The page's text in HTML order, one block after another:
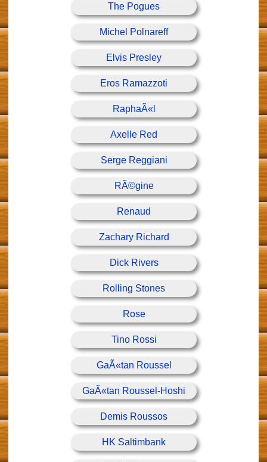
The Pogues
Michel Polnareff
Elvis Presley
Eros Ramazzoti
RaphaÃ«l
Axelle Red
Serge Reggiani
RÃ©gine
Renaud
Zachary Richard
Dick Rivers
Rolling Stones
Rose
Tino Rossi
GaÃ«tan Roussel
GaÃ«tan Roussel-Hoshi
Demis Roussos
HK Saltimbank